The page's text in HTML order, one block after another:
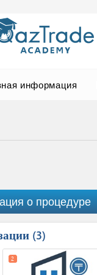
информация
о процедуре
3
2